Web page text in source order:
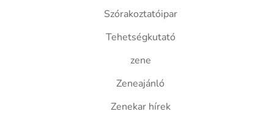
Szórakoztatóipar
Tehetségkutató
zene
Zeneajánló
Zenekar hírek